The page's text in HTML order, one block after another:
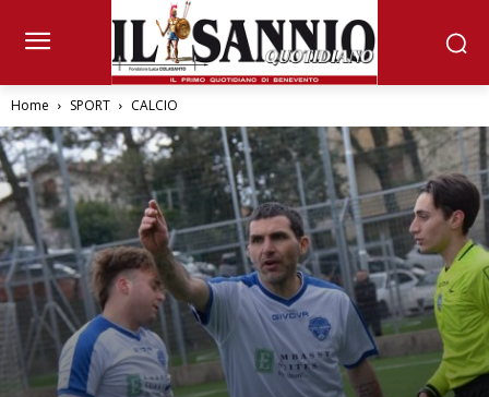
Home SPORT CALCIO